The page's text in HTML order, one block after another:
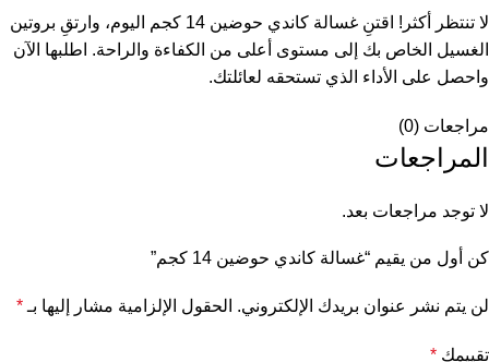
لا تنتظر أكثر! اقتنِ غسالة كاندي حوضين 14 كجم اليوم، وارتقِ بروتين
الغسيل الخاص بك إلى مستوى أعلى من الكفاءة والراحة. اطلبها الآن
واحصل على الأداء الذي تستحقه لعائلتك.
مراجعات (0)
المراجعات
لا توجد مراجعات بعد.
كن أول من يقيم “غسالة كاندي حوضين 14 كجم”
لن يتم نشر عنوان بريدك الإلكتروني. الحقول الإلزامية مشار إليها بـ *
تقييمك *